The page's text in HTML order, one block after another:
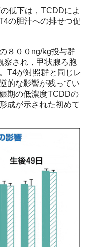
低下は，TCDDによ
の胆汁への排せつ促
８００ng/kg投与群
察され，甲状腺ろ胞
T4が対照群と同じレ
的な影響が残ってい
期の低濃度TCDDの
成が示された初めて